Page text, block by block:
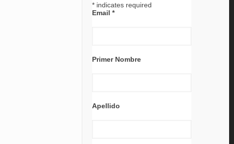
* indicates required
Email *
Primer Nombre
Apellido